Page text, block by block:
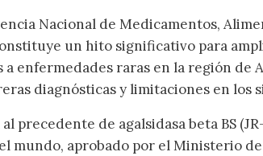
Nacional de Medicamentos,
un hito significativo para
enfermedades raras en la región de
diagnósticas y limitaciones en los
precedente de agalsidasa beta BS
mundo, aprobado por el Ministerio